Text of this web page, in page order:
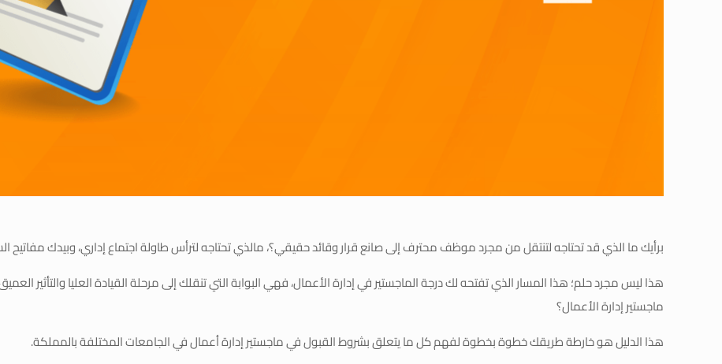
برأيك ما الذي قد تحتاجه لتنتقل من مجرد موظف محترف إلى صانع قرار وقائد حقيقي؟، مالذي تحتاجه لترأس طاولة اجتماع إداري، وبيدك مفاتيح
هذا ليس مجرد حلم؛ هذا المسار الذي تفتحه لك درجة الماجستير في إدارة الأعمال، فهي البوابة التي تنقلك إلى مرحلة القيادة العليا والتأثير
ماجستير إدارة الأعمال؟
هذا الدليل هو خارطة طريقك خطوة بخطوة لفهم كل ما يتعلق بشروط القبول في ماجستير إدارة أعمال في الجامعات المختلفة بالمملكة.